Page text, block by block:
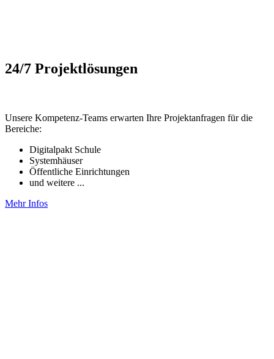
24/7 Projektlösungen
Unsere Kompetenz-Teams erwarten Ihre Projektanfragen für die
Bereiche:
Digitalpakt Schule
Systemhäuser
Öffentliche Einrichtungen
und weitere ...
Mehr Infos